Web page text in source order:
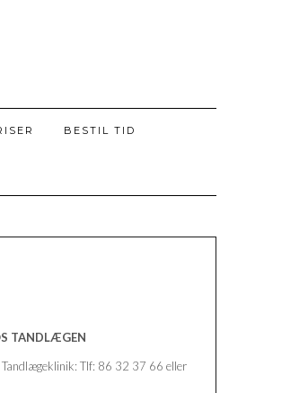
BESTIL TID
TANDLÆGEN
Tlf: 86 32 37 66 eller